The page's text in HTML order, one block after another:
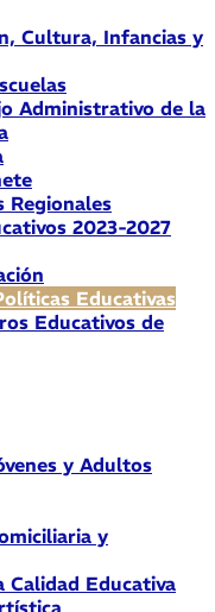
Cultura, Infancias y
Administrativo de la
Regionales
2023-2027
Educativas
Educativos de
y Adultos
y
Calidad Educativa